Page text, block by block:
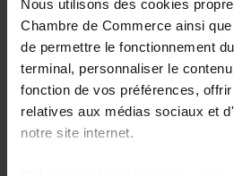
Nous utilisons des cookies
Chambre de Commerce ainsi
de permettre le fonctionnement
terminal, personnaliser le
fonction de vos préférences,
relatives aux médias sociaux et
notre site internet.
hosting leading companies in
Date: 18-21 May 2026
Place:Brescia & Turin, Italy
The mission programme will
automotive and digital